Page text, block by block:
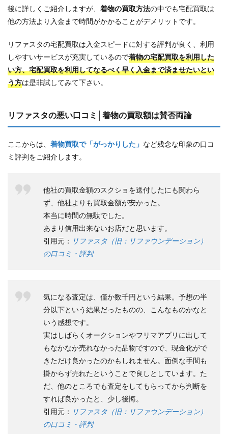
後に詳しくご紹介しますが、 着物の買取方法の中でも宅配買取は
他の方法より入金まで時間がかかることがデメリットです。
リファスタの宅配買取は入金スピードに対する評判が良く、利用
しやすいサービスが充実しているので着物の宅配買取を利用した
い方、宅配買取を利用してなるべく早く入金まで済ませたいとい
う方は是非試してみて下さい。
リファスタの悪い口コミ│着物の買取額は賛否両論
ここからは、 着物買取で「がっかりした」 など残念な印象の口コ
ミ評判をご紹介します。
他社の買取金額のスクショを送付したにも関わら
ず、他社よりも買取金額が安かった。
本当に時間の無駄でした。
あまり信用出来ないお店だと思います。
引用元： リファスタ（旧：リファウンデーション）
の口コミ・評判
気になる査定は、僅か数千円という結果。予想の半
分以下という結果だったものの、こんなものかなと
いう感想です。
実はしばらくオークションやフリマアプリに出して
もなかなか売れなかった品物ですので、現金化がで
きただけ良かったのかもしれません。面倒な手間も
掛からず売れたということで良しとしています。た
だ、他のところでも査定をしてもらってから判断を
すれば良かったと、少し後悔。
引用元： リファスタ（旧：リファウンデーション）
の口コミ・評判